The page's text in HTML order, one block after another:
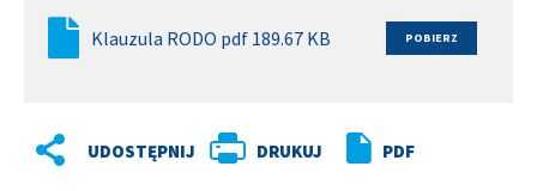
Klauzula RODO pdf 189.67 KB
DRUKUJ PDF